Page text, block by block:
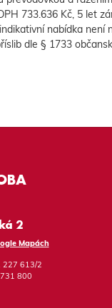
733.636 Kč, 5 let
nabídka
dle § 1733
2
Mapách
227 613/2
800